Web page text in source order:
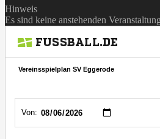
Hinweis
Es sind keine anstehenden